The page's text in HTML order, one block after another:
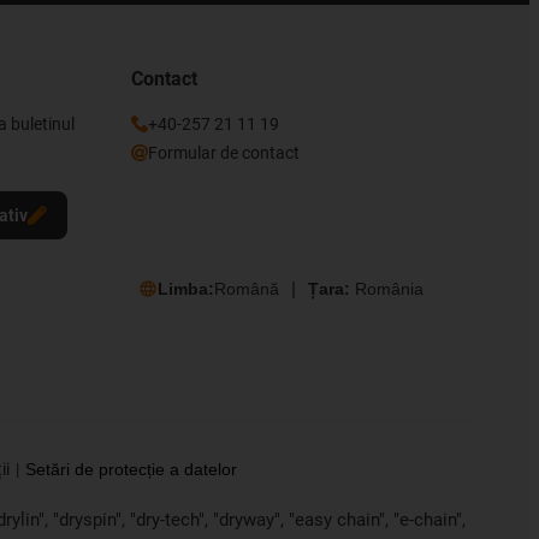
buletinul
Contact
+40-257 21 11 19
Formular de contact
Limba:Română Țara: România
Setări de protecție a datelor
"dryspin", "dry-tech", "dryway", "easy chain", "e-chain",